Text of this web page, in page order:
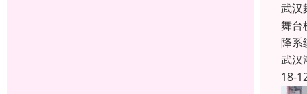
武汉
舞台
降系
武汉
18-